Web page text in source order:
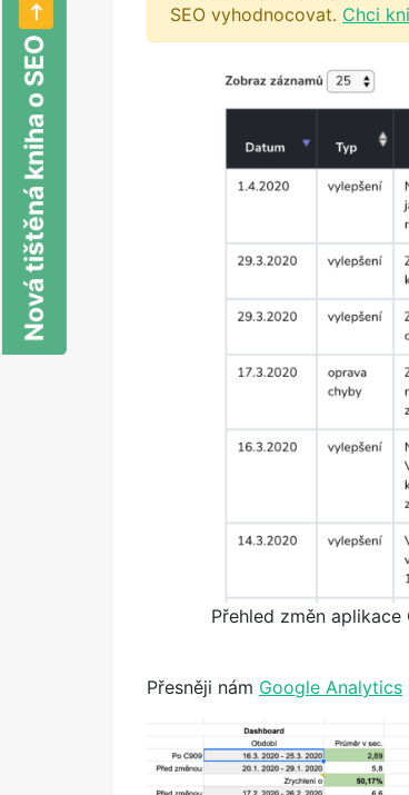
Nová tištěná kniha o SEO
SEO vyhodnocovat. Chci
Přehled změn
Přesněji nám Google Analytics